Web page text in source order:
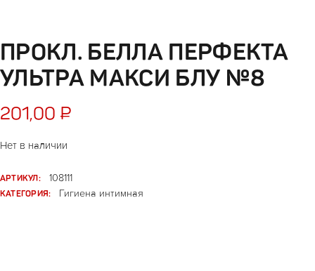
ПРОКЛ. БЕЛЛА ПЕРФЕКТА
УЛЬТРА МАКСИ БЛУ №8
201,00 ₽
Нет в наличии
АРТИКУЛ:
108111
КАТЕГОРИЯ:
Гигиена интимная